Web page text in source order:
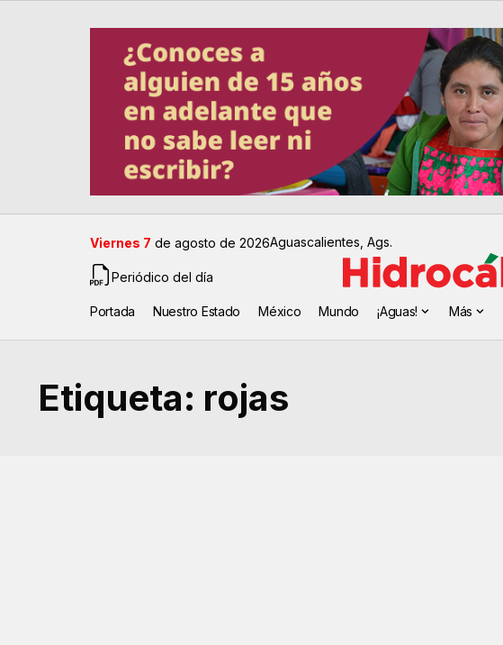
Viernes 7 de agosto de 2026Aguascalientes, Ags.
Periódico del día
Portada Nuestro Estado México Mundo ¡Aguas! Más
Etiqueta: rojas